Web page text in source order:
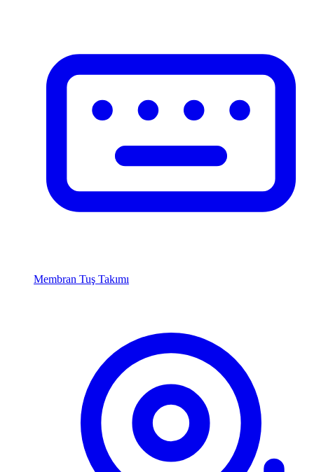
Membran Tuş Takımı